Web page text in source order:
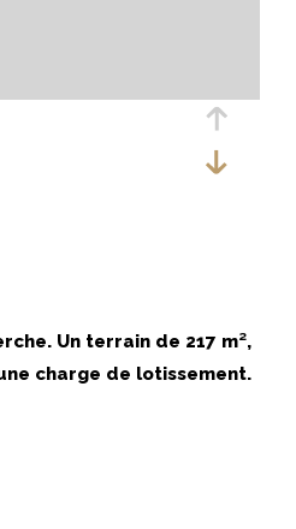
Un terrain de 217 m²,
charge de lotissement.